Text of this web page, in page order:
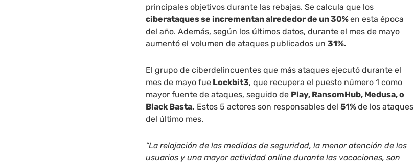
principales objetivos durante las rebajas. Se calcula que los
ciberataques se incrementan alrededor de un 30%en esta época
del año. Además, según los últimos datos, durante el mes de mayo
aumentó el volumen de ataques publicados un31%.
El grupo de ciberdelincuentes que más ataques ejecutó durante el
mes de mayo fue Lockbit3, que recupera el puesto número 1 como
mayor fuente de ataques, seguido de Play, RansomHub, Medusa, o
Black Basta. Estos 5 actores son responsables del51%de los ataques
del último mes.
“La relajación de las medidas de seguridad, la menor atención de los
usuarios y una mayor actividad online durante las vacaciones, son